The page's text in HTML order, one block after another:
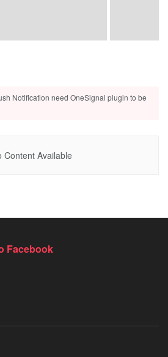
Notification need OneSignal plugin to be
Content Available
Facebook